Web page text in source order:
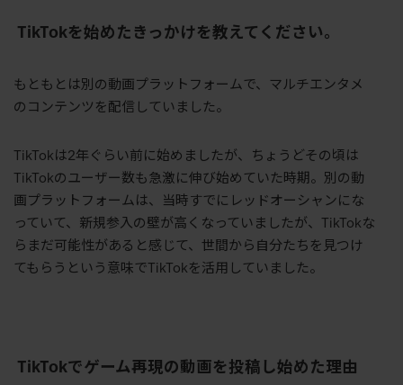
TikTokを始めたきっかけを教えてください。
もともとは別の動画プラットフォームで、マルチエンタメ
のコンテンツを配信していました。
TikTokは2年ぐらい前に始めましたが、ちょうどその頃は
TikTokのユーザー数も急激に伸び始めていた時期。別の動
画プラットフォームは、当時すでにレッドオーシャンにな
っていて、新規参入の壁が高くなっていましたが、
TikTok な
らまだ可能性があると感じて、世間から自分たちを見つけ
てもらうという意味で TikTok を活用していました。
TikTokでゲーム再現の動画を投稿し始めた理由